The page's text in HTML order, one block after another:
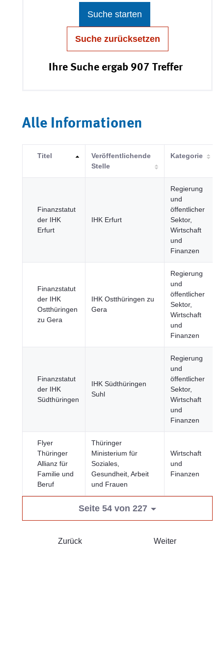
Suche starten
Suche zurücksetzen
Ihre Suche ergab 907 Treffer
Alle Informationen
Titel
Veröffentlichende
Stelle
Kategorie
Finanzstatut
der IHK
Erfurt
IHK Erfurt
Regierung
und
öffentlicher
Sektor,
Wirtschaft
und
Finanzen
Finanzstatut
der IHK
Ostthüringen
zu Gera
IHK Ostthüringen zu
Gera
Regierung
und
öffentlicher
Sektor,
Wirtschaft
und
Finanzen
Finanzstatut
der IHK
Südthüringen
IHK Südthüringen
Suhl
Regierung
und
öffentlicher
Sektor,
Wirtschaft
und
Finanzen
Flyer
Thüringer
Allianz für
Familie und
Beruf
Thüringer
Ministerium für
Soziales,
Gesundheit, Arbeit
und Frauen
Wirtschaft
und
Finanzen
Seite 54 von 227
Zurück Weiter